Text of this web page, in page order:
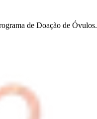
de Doação de Óvulos.